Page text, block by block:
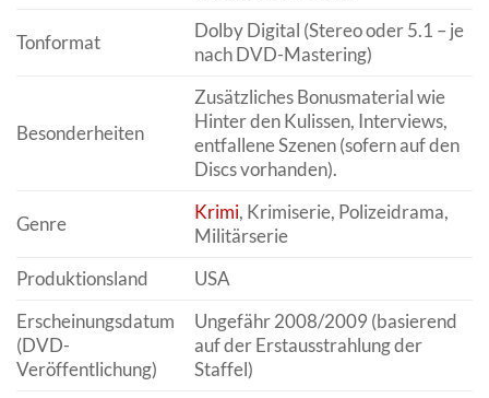
Tonformat
Dolby Digital (Stereo oder 5.1 – je
nach DVD-Mastering)
Besonderheiten
Zusätzliches Bonusmaterial wie
Hinter den Kulissen, Interviews,
entfallene Szenen (sofern auf den
Discs vorhanden).
Genre
Krimi, Krimiserie, Polizeidrama,
Militärserie
Produktionsland
USA
Erscheinungsdatum
(DVD-
Veröffentlichung)
Ungefähr 2008/2009 (basierend
auf der Erstausstrahlung der
Staffel)